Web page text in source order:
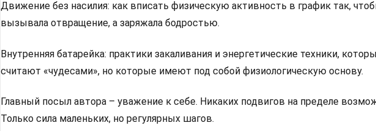
Движение без насилия: как вписать физическую активность в график так,
вызывала отвращение, а заряжала бодростью.
Внутренняя батарейка: практики закаливания и энергетические техники,
считают «чудесами», но которые имеют под собой физиологическую основу.
Главный посыл автора – уважение к себе. Никаких подвигов на пределе
Только сила маленьких, но регулярных шагов.